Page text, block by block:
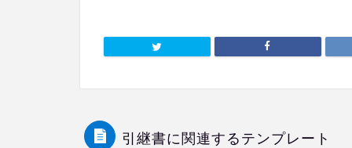
引継書に関連するテンプレート